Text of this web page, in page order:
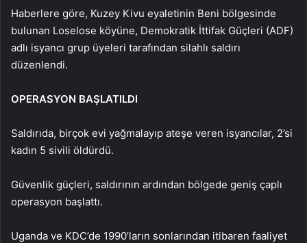
Haberlere göre, Kuzey Kivu eyaletinin Beni bölgesinde
bulunan Loselose köyüne, Demokratik İttifak Güçleri (ADF)
adlı isyancı grup üyeleri tarafından silahlı saldırı
düzenlendi.
OPERASYON BAŞLATILDI
Saldırıda, birçok evi yağmalayıp ateşe veren isyancılar, 2’si
kadın 5 sivili öldürdü.
Güvenlik güçleri, saldırının ardından bölgede geniş çaplı
operasyon başlattı.
Uganda ve KDC’de 1990’ların sonlarından itibaren faaliyet